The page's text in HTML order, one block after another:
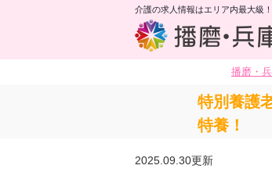
介護の求人情報はエリア内最大級
播磨・
特別養護
特養！
2025.09.30更新